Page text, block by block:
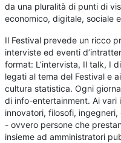
da una pluralità di punti di
economico, digitale, sociale
Il Festival prevede un ricco
interviste ed eventi
format: L’intervista, Il talk, I
legati al tema del Festival e
cultura statistica. Ogni
di info-entertainment. Ai
innovatori, filosofi,
- ovvero persone che
insieme ad amministratori